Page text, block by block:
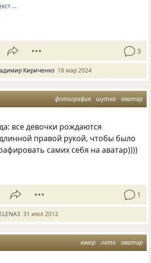
…
3
Кириченко 18 мар 2024
фотография шутка аватар
все девочки рождаются
правой рукой, чтобы было
самих себя на аватар))))
1
31 июл 2012
юмор лето аватар